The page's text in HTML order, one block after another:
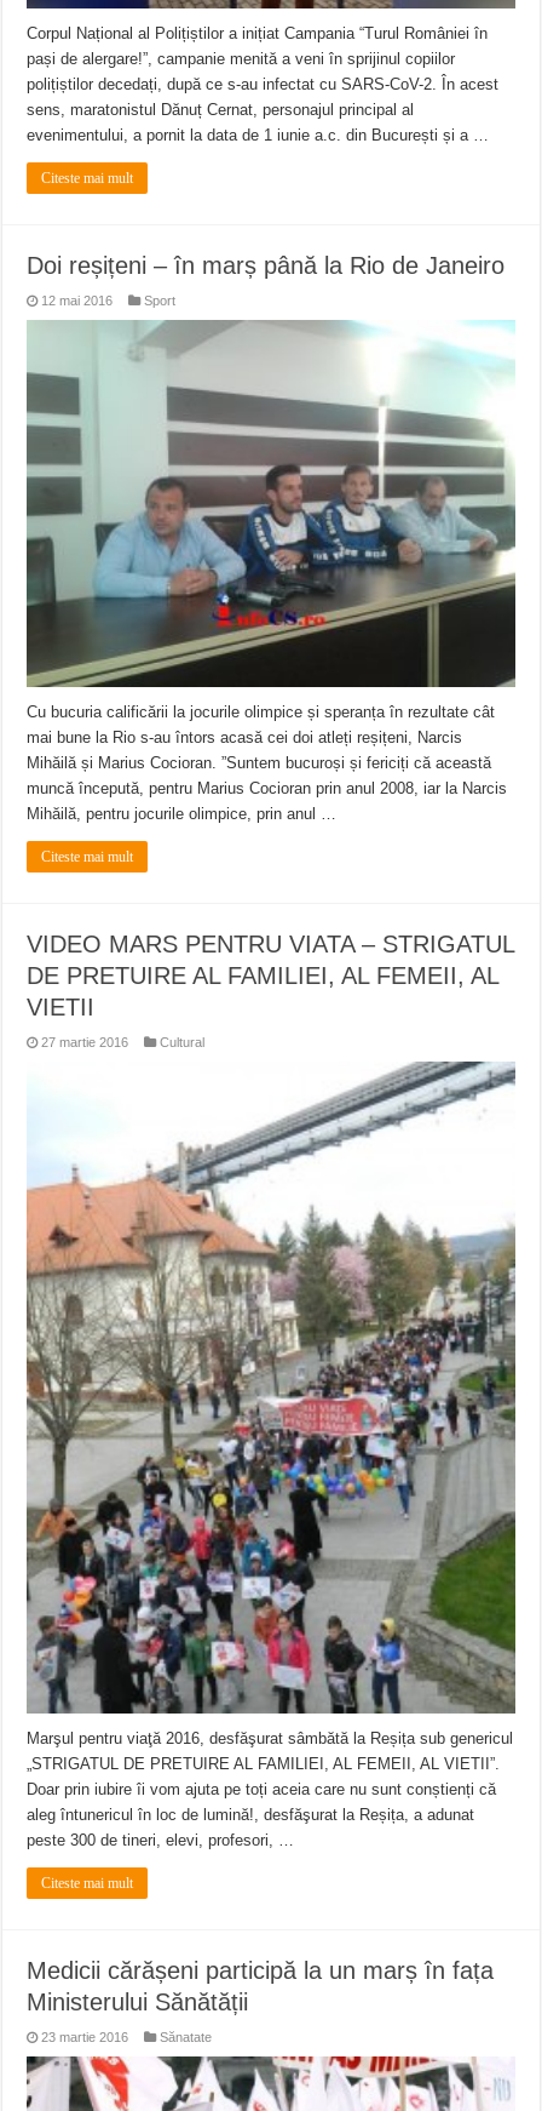
Corpul Național al Polițiștilor a inițiat Campania “Turul României în
pași de alergare!”, campanie menită a veni în sprijinul copiilor
polițiștilor decedați, după ce s-au infectat cu SARS-CoV-2. În acest
sens, maratonistul Dănuț Cernat, personajul principal al
evenimentului, a pornit la data de 1 iunie a.c. din București și a …
Citeste mai mult
Doi reșițeni – în marș până la Rio de Janeiro
12 mai 2016 Sport
Cu bucuria calificării la jocurile olimpice și speranța în rezultate cât
mai bune la Rio s-au întors acasă cei doi atleți reșițeni, Narcis
Mihăilă și Marius Cocioran. ”Suntem bucuroși și fericiți că această
muncă începută, pentru Marius Cocioran prin anul 2008, iar la Narcis
Mihăilă, pentru jocurile olimpice, prin anul …
Citeste mai mult
VIDEO MARS PENTRU VIATA – STRIGATUL
DE PRETUIRE AL FAMILIEI, AL FEMEII, AL
VIETII
27 martie 2016 Cultural
Marşul pentru viaţă 2016, desfăşurat sâmbătă la Reșița sub genericul
„STRIGATUL DE PRETUIRE AL FAMILIEI, AL FEMEII, AL VIETII”.
Doar prin iubire îi vom ajuta pe toți aceia care nu sunt conștienți că
aleg întunericul în loc de lumină!, desfăşurat la Reșița, a adunat
peste 300 de tineri, elevi, profesori, …
Citeste mai mult
Medicii cărășeni participă la un marș în fața
Ministerului Sănătății
23 martie 2016 Sănatate